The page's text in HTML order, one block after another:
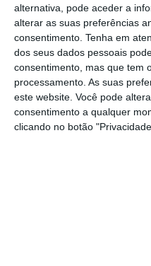
alternativa, pode aceder a
alterar as suas preferências
consentimento. Tenha em
dos seus dados pessoais
consentimento, mas que tem
processamento. As suas
este website. Você pode
consentimento a qualquer
clicando no botão
comunidade
que é composta por
e que estão
dando um contributo
país.Esta
de um país moderno,
tecnologias e